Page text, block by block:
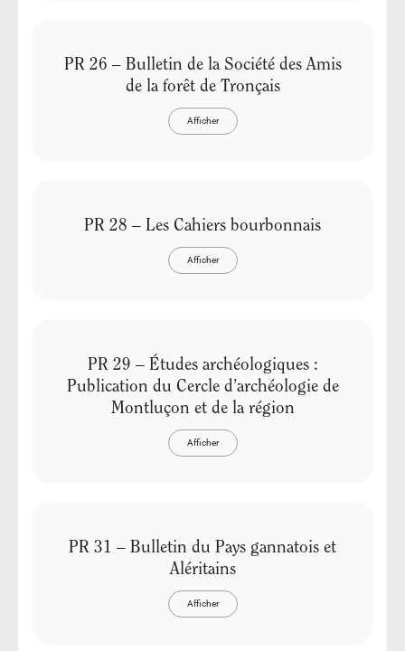
PR 26 – Bulletin de la Société des Amis
de la forêt de Tronçais
Afficher
PR 28 – Les Cahiers bourbonnais
Afficher
PR 29 – Études archéologiques :
Publication du Cercle d’archéologie de
Montluçon et de la région
Afficher
PR 31 – Bulletin du Pays gannatois et
Aléritains
Afficher